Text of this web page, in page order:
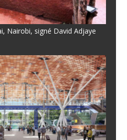
Nairobi, signé David Adjaye